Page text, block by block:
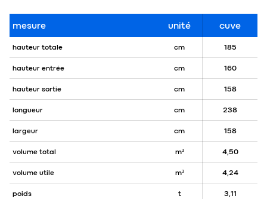
mesure unité cuve
hauteur totale cm 185
hauteur entrée cm 160
hauteur sortie cm 158
longueur cm 238
largeur cm 158
volume total m³ 4,50
volume utile m³ 4,24
poids t 3,11